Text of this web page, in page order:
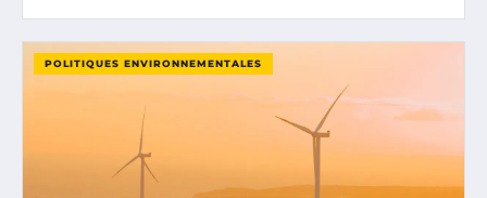
POLITIQUES ENVIRONNEMENTALES